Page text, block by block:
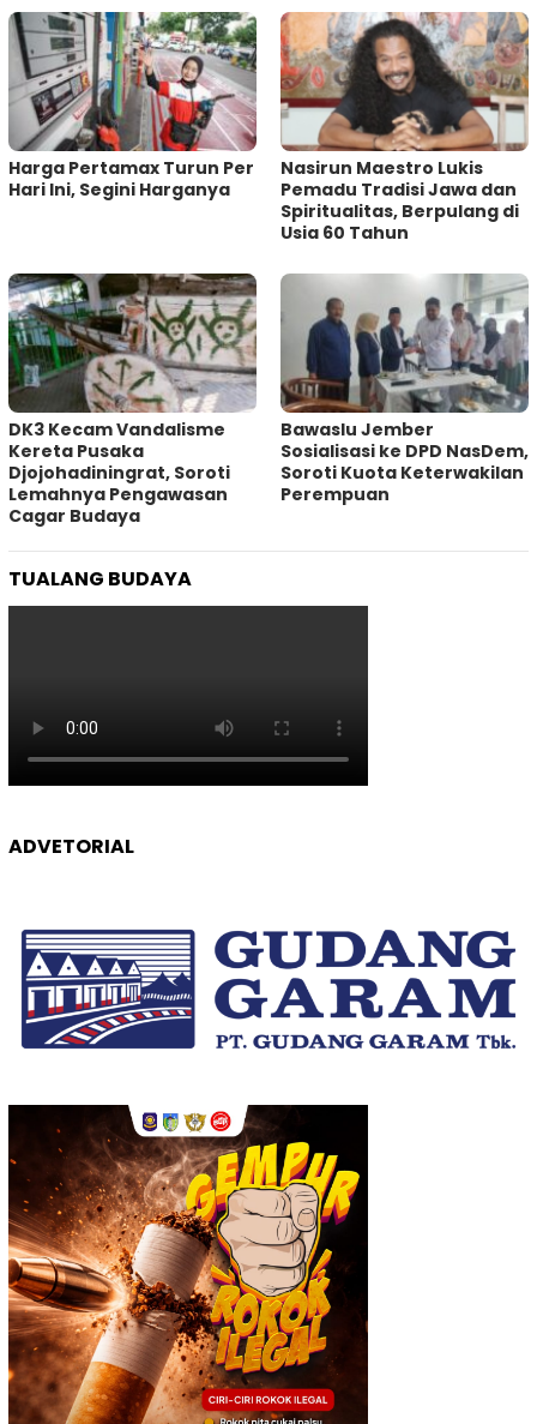
Harga Pertamax Turun Per
Hari Ini, Segini Harganya
‎Nasirun Maestro Lukis
Pemadu Tradisi Jawa dan
Spiritualitas, Berpulang di
Usia 60 Tahun
DK3 Kecam Vandalisme
Kereta Pusaka
Djojohadiningrat, Soroti
Lemahnya Pengawasan
Cagar Budaya
Bawaslu Jember
Sosialisasi ke DPD NasDem,
Soroti Kuota Keterwakilan
Perempuan
TUALANG BUDAYA
ADVETORIAL